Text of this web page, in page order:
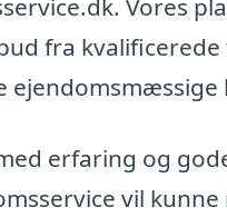
Vores
fra
ejendomsmæssige
erfaring og
vil